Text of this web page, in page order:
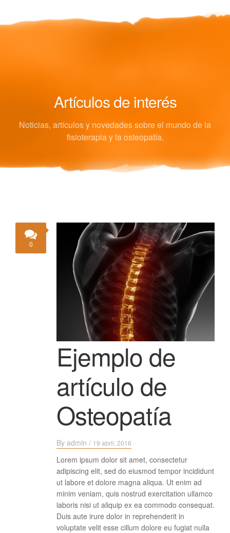
Artículos de interés
Noticias, artículos y novedades sobre el mundo de la
fisioterapia y la osteopatía.
0
Ejemplo de
artículo de
Osteopatía
By admin / 19 abril, 2016
Lorem ipsum dolor sit amet, consectetur
adipiscing elit, sed do eiusmod tempor incididunt
ut labore et dolore magna aliqua. Ut enim ad
minim veniam, quis nostrud exercitation ullamco
laboris nisi ut aliquip ex ea commodo consequat.
Duis aute irure dolor in reprehenderit in
voluptate velit esse cillum dolore eu fugiat nulla